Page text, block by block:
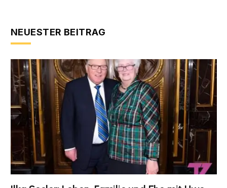
NEUESTER BEITRAG